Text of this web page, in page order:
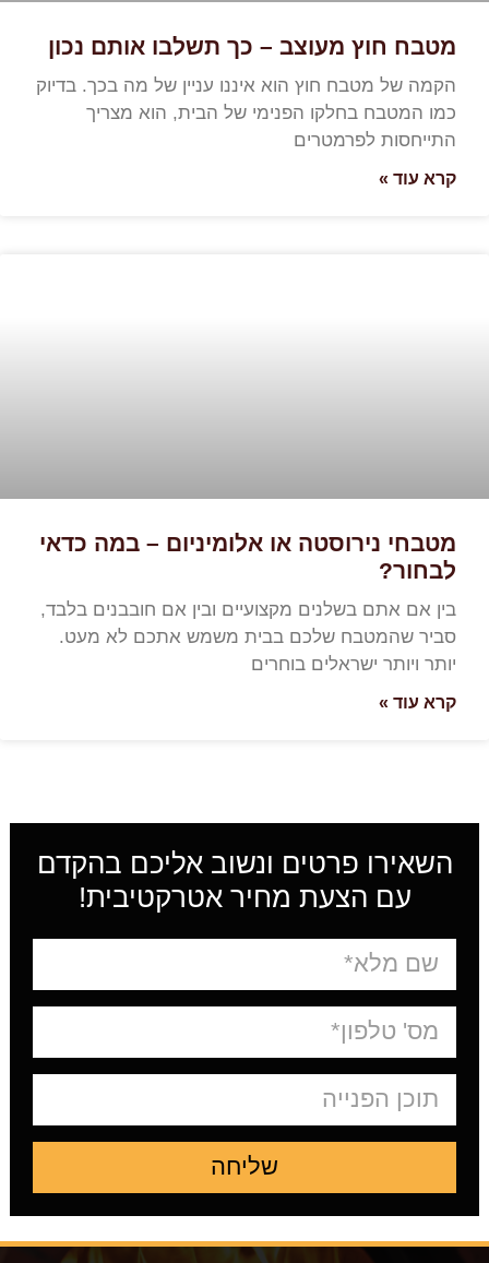
מטבח חוץ מעוצב – כך תשלבו אותם נכון
הקמה של מטבח חוץ הוא איננו עניין של מה בכך. בדיוק
כמו המטבח בחלקו הפנימי של הבית, הוא מצריך
התייחסות לפרמטרים
קרא עוד »
מטבחי נירוסטה או אלומיניום – במה כדאי
לבחור?
בין אם אתם בשלנים מקצועיים ובין אם חובבנים בלבד,
סביר שהמטבח שלכם בבית משמש אתכם לא מעט.
יותר ויותר ישראלים בוחרים
קרא עוד »
השאירו פרטים ונשוב אליכם בהקדם
עם הצעת מחיר אטרקטיבית!
שליחה